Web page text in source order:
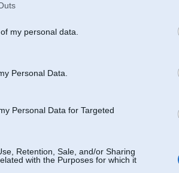
my personal data.
Personal Data.
Personal Data for Targeted
Retention, Sale, and/or Sharing
with the Purposes for which it